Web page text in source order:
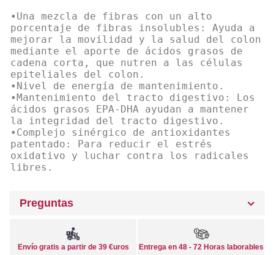
•Una mezcla de fibras con un alto
porcentaje de fibras insolubles: Ayuda a
mejorar la movilidad y la salud del colon
mediante el aporte de ácidos grasos de
cadena corta, que nutren a las células
epiteliales del colon.
•Nivel de energía de mantenimiento.
•Mantenimiento del tracto digestivo: Los
ácidos grasos EPA-DHA ayudan a mantener
la integridad del tracto digestivo.
•Complejo sinérgico de antioxidantes
patentado: Para reducir el estrés
oxidativo y luchar contra los radicales
libres.
Preguntas
Envío gratis a partir de 39 €uros Entrega en 48 - 72 Horas laborables